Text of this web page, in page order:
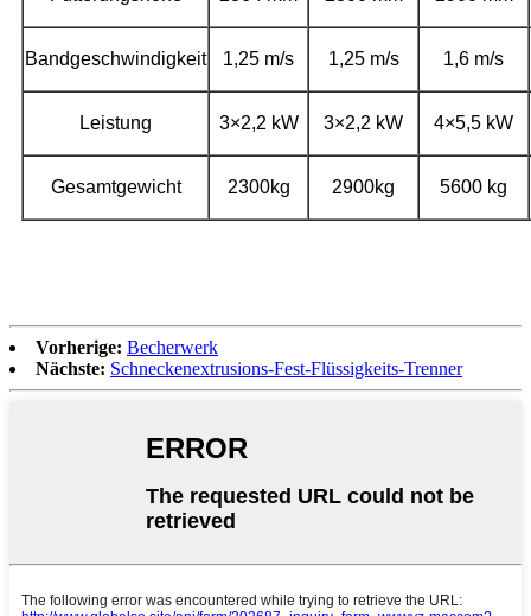
Bandgeschwindigkeit 1,25 m/s 1,25 m/s 1,6 m/s
Leistung 3×2,2 kW 3×2,2 kW 4×5,5 kW
Gesamtgewicht 2300kg 2900kg 5600 kg
Vorherige: Becherwerk
Nächste: Schneckenextrusions-Fest-Flüssigkeits-Trenner